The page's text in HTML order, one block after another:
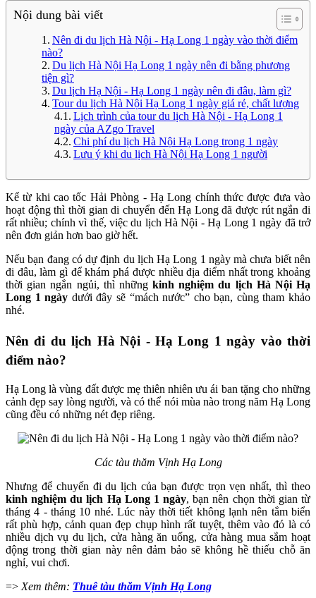
Nội dung bài viết
Nên đi du lịch Hà Nội - Hạ Long 1 ngày vào thời điểm
nào?
Du lịch Hà Nội Hạ Long 1 ngày nên đi bằng phương
tiện gì?
Du lịch Hạ Nội - Hạ Long 1 ngày nên đi đâu, làm gì?
Tour du lịch Hà Nội Hạ Long 1 ngày giá rẻ, chất lượng
Lịch trình của tour du lịch Hà Nội - Hạ Long 1
ngày của AZgo Travel
Chi phí du lịch Hà Nội Hạ Long trong 1 ngày
Lưu ý khi du lịch Hà Nội Hạ Long 1 người
Kể từ khi cao tốc Hải Phòng - Hạ Long chính thức được đưa vào
hoạt động thì thời gian di chuyển đến Hạ Long đã được rút ngắn đi
rất nhiều; chính vì thế, việc du lịch Hà Nội - Hạ Long 1 ngày đã trở
nên đơn giản hơn bao giờ hết.
Nếu bạn đang có dự định du lịch Hạ Long 1 ngày mà chưa biết nên
đi đâu, làm gì để khám phá được nhiều địa điểm nhất trong khoảng
thời gian ngắn ngủi, thì những kinh nghiệm du lịch Hà Nội Hạ
Long 1 ngày dưới đây sẽ “mách nước” cho bạn, cùng tham khảo
nhé.
Nên đi du lịch Hà Nội - Hạ Long 1 ngày vào thời
điểm nào?
Hạ Long là vùng đất được mẹ thiên nhiên ưu ái ban tặng cho những
cảnh đẹp say lòng người, và có thể nói mùa nào trong năm Hạ Long
cũng đều có những nét đẹp riêng.
Các tàu thăm Vịnh Hạ Long
Nhưng để chuyến đi du lịch của bạn được trọn vẹn nhất, thì theo
kinh nghiệm du lịch Hạ Long 1 ngày, bạn nên chọn thời gian từ
tháng 4 - tháng 10 nhé. Lúc này thời tiết không lạnh nên tắm biển
rất phù hợp, cảnh quan đẹp chụp hình rất tuyệt, thêm vào đó là có
nhiều dịch vụ du lịch, cửa hàng ăn uống, cửa hàng mua sắm hoạt
động trong thời gian này nên đảm bảo sẽ không hề thiếu chỗ ăn
nghỉ, vui chơi.
=> Xem thêm: Thuê tàu thăm Vịnh Hạ Long